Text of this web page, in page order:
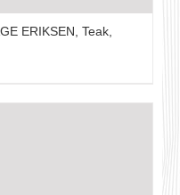
ERIKSEN, Teak,